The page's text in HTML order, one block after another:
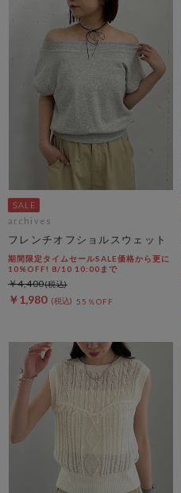
archives
フレンチオフショルスウェット
期間限定タイムセールSALE価格から更に
10%OFF! 8/10 10:00まで
￥1,980 55％OFF
￥4,400